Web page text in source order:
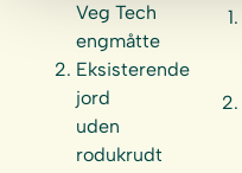
Veg Tech
engmåtte
Eksisterende
jord
uden
rodukrudt